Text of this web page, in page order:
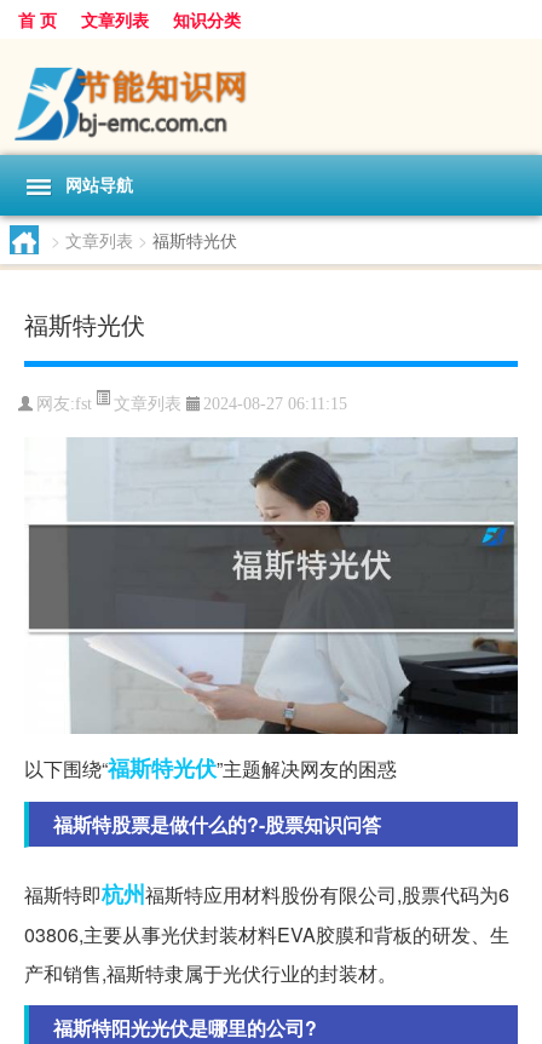
首 页 文章列表 知识分类
网站导航
> 文章列表 > 福斯特光伏
福斯特光伏
网友:fst 文章列表 2024-08-27 06:11:15
以下围绕“福斯特光伏”主题解决网友的困惑
福斯特股票是做什么的?-股票知识问答
福斯特即杭州福斯特应用材料股份有限公司,股票代码为6
03806,主要从事光伏封装材料EVA胶膜和背板的研发、生
产和销售,福斯特隶属于光伏行业的封装材。
福斯特阳光光伏是哪里的公司?